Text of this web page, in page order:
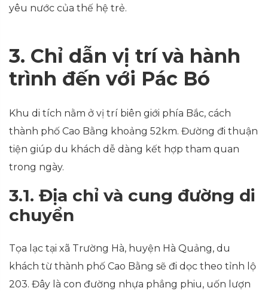
yêu nước của thế hệ trẻ.
3. Chỉ dẫn vị trí và hành
trình đến với Pác Bó
Khu di tích nằm ở vị trí biên giới phía Bắc, cách
thành phố Cao Bằng khoảng 52km. Đường đi thuận
tiện giúp du khách dễ dàng kết hợp tham quan
trong ngày.
3.1. Địa chỉ và cung đường di
chuyển
Tọa lạc tại xã Trường Hà, huyện Hà Quảng, du
khách từ thành phố Cao Bằng sẽ đi dọc theo tỉnh lộ
203. Đây là con đường nhựa phẳng phiu, uốn lượn